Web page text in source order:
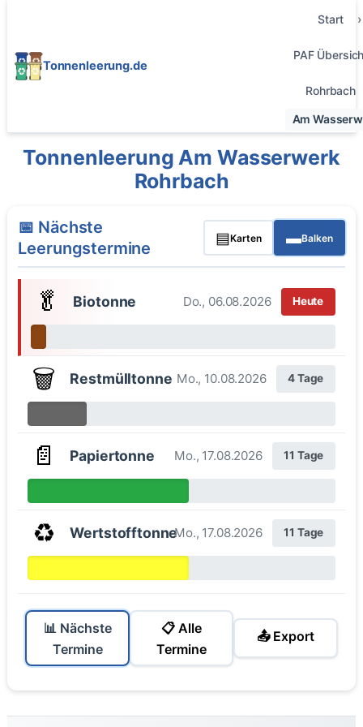
Tonnenleerung.de
Start
PAF
Rohrbach
Am
Tonnenleerung Am Wasserwerk
Rohrbach
📅 Nächste
Leerungstermine
▤Karten ▬Balken
🥬 Biotonne Do., 06.08.2026 Heute
🗑️ Restmülltonne Mo., 10.08.2026 4 Tage
📄 Papiertonne Mo., 17.08.2026 11 Tage
♻️ WertstofftonneMo., 17.08.2026 11 Tage
📊 Nächste
Termine
📋 Alle
Termine
📤 Export